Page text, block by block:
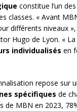
constitue l’un
classes. « Avant
différents niveaux
Hugo de Lyon. «
individualisés en
repose sur
spécifiques de
de MBN en 2023,